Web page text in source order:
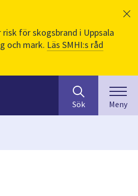
för skogsbrand i Uppsala
och mark. Läs SMHI:s råd
efter
innehåll
på
Sök Meny